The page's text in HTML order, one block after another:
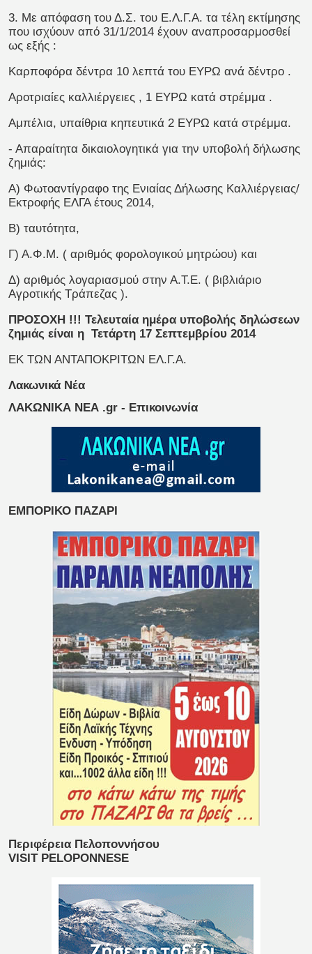
3. Με απόφαση του Δ.Σ. του Ε.Λ.Γ.Α. τα τέλη εκτίμησης
που ισχύουν από 31/1/2014 έχουν αναπροσαρμοσθεί
ως εξής :
Καρποφόρα δέντρα 10 λεπτά του ΕΥΡΩ ανά δέντρο .
Αροτριαίες καλλιέργειες , 1 ΕΥΡΩ κατά στρέμμα .
Αμπέλια, υπαίθρια κηπευτικά 2 ΕΥΡΩ κατά στρέμμα.
- Απαραίτητα δικαιολογητικά για την υποβολή δήλωσης
ζημιάς:
Α) Φωτοαντίγραφο της Ενιαίας Δήλωσης Καλλιέργειας/
Εκτροφής ΕΛΓΑ έτους 2014,
Β) ταυτότητα,
Γ) Α.Φ.Μ. ( αριθμός φορολογικού μητρώου) και
Δ) αριθμός λογαριασμού στην Α.Τ.Ε. ( βιβλιάριο
Αγροτικής Τράπεζας ).
ΠΡΟΣΟΧΗ !!! Τελευταία ημέρα υποβολής δηλώσεων
ζημιάς είναι η Τετάρτη 17 Σεπτεμβρίου 2014
ΕΚ ΤΩΝ ΑΝΤΑΠΟΚΡΙΤΩΝ ΕΛ.Γ.Α.
Λακωνικά Νέα
ΛΑΚΩΝΙΚΑ ΝΕΑ .gr - Επικοινωνία
ΕΜΠΟΡΙΚΟ ΠΑΖΑΡΙ
Περιφέρεια Πελοποννήσου
VISIT PELOPONNESE